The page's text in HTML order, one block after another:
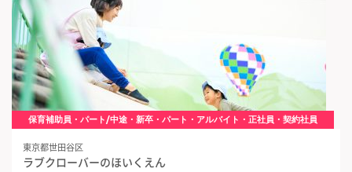
保育補助員・パート/中途・新卒・パート・アルバイト・正社員・契約社員
東京都世田谷区
ラブクローバーのほいくえん